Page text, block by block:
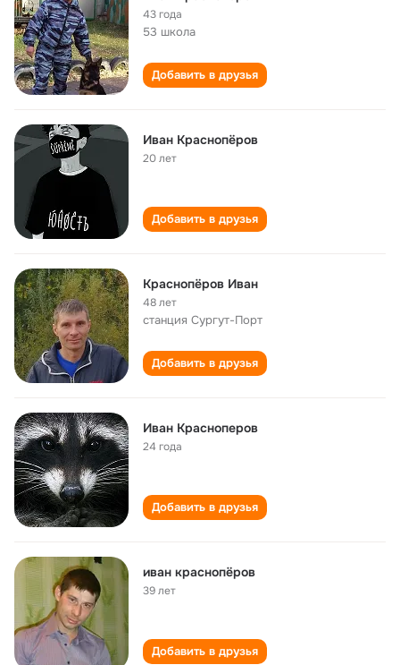
43 года
53 школа
Добавить в друзья
Иван Краснопёров
20 лет
Добавить в друзья
Краснопёров Иван
48 лет
станция Сургут-Порт
Добавить в друзья
Иван Красноперов
24 года
Добавить в друзья
иван краснопёров
39 лет
Добавить в друзья